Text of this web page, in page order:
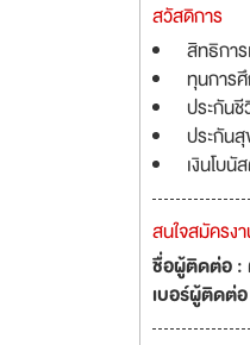
สวัสดิการ
สิทธิกา
ทุนการ
ประกัน
ประกัน
เงินโบ
สนใจสมัครง
ชื่อผู้ติดต่อ :
เบอร์ผู้ติดต่